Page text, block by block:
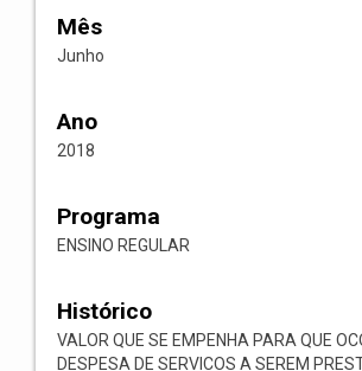
Mês
Junho
Ano
2018
Programa
ENSINO REGULAR
Histórico
VALOR QUE SE EMPENHA PARA QUE
DESPESA DE SERVICOS A SEREM